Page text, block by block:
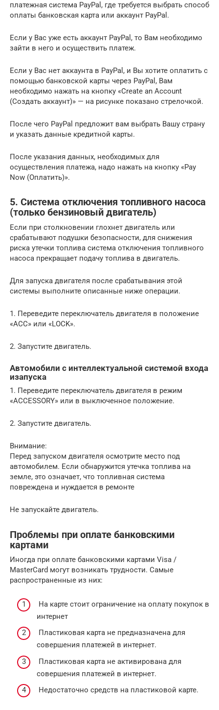
платежная система PayPal, где требуется выбрать способ
оплаты банковская карта или аккаунт PayPal.
Если у Вас уже есть аккаунт PayPal, то Вам необходимо
зайти в него и осуществить платеж.
Если у Вас нет аккаунта в PayPal, и Вы хотите оплатить с
помощью банковской карты через PayPal, Вам
необходимо нажать на кнопку «Create an Account
(Создать аккаунт)» — на рисунке показано стрелочкой.
После чего PayPal предложит вам выбрать Вашу страну
и указать данные кредитной карты.
После указания данных, необходимых для
осуществления платежа, надо нажать на кнопку «Pay
Now (Оплатить)».
5. Система отключения топливного насоса
(только бензиновый двигатель)
Если при столкновении глохнет двигатель или
срабатывают подушки безопасности, для снижения
риска утечки топлива система отключения топливного
насоса прекращает подачу топлива в двигатель.
Для запуска двигателя после срабатывания этой
системы выполните описанные ниже операции.
1. Переведите переключатель двигателя в положение
«АСС» или «LOCK».
2. Запустите двигатель.
Автомобили с интеллектуальной системой входа
изапуска
1. Переведите переключатель двигателя в режим
«ACCESSORY» или в выключенное положение.
2. Запустите двигатель.
Внимание:
Перед запуском двигателя осмотрите место под
автомобилем. Если обнаружится утечка топлива на
земле, это означает, что топливная система
повреждена и нуждается в ремонте
Не запускайте двигатель.
Проблемы при оплате банковскими
картами
Иногда при оплате банковскими картами Visa /
MasterCard могут возникать трудности. Самые
распространенные из них:
На карте стоит ограничение на оплату покупок в
интернет
Пластиковая карта не предназначена для
совершения платежей в интернет.
Пластиковая карта не активирована для
совершения платежей в интернет.
Недостаточно средств на пластиковой карте.